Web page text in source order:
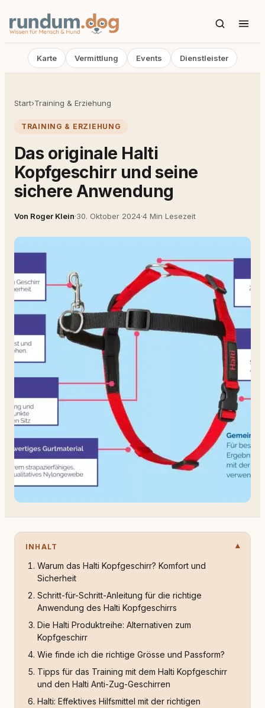
Karte Vermittlung Events Dienstleister
Start›Training & Erziehung
TRAINING & ERZIEHUNG
Das originale Halti
Kopfgeschirr und seine
sichere Anwendung
Von Roger Klein·30. Oktober 2024·4 Min Lesezeit
INHALT
Warum das Halti Kopfgeschirr? Komfort und
Sicherheit
Schritt-für-Schritt-Anleitung für die richtige
Anwendung des Halti Kopfgeschirrs
Die Halti Produktreihe: Alternativen zum
Kopfgeschirr
Wie finde ich die richtige Grösse und Passform?
Tipps für das Training mit dem Halti Kopfgeschirr
und den Halti Anti-Zug-Geschirren
Halti: Effektives Hilfsmittel mit der richtigen